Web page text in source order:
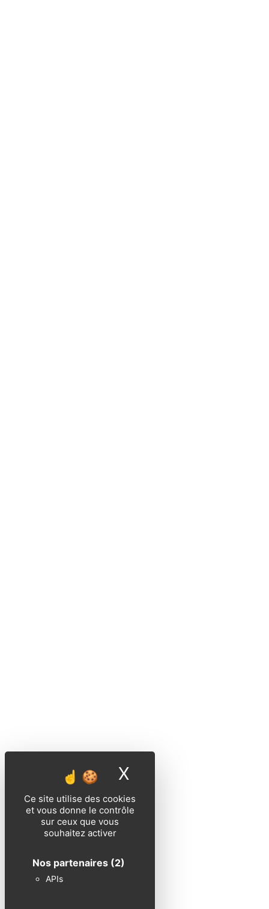
Ce site utilise des cookies
et vous donne le contrôle
sur ceux que vous
souhaitez activer
Nos partenaires (2)
APIs
X